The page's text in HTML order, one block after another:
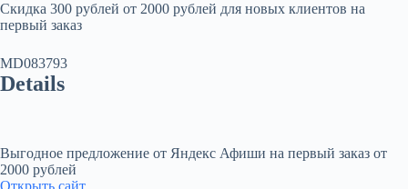
Скидка 300 рублей от 2000 рублей для новых клиентов на
первый заказ
MD083793
Details
Выгодное предложение от Яндекс Афиши на первый заказ от
2000 рублей